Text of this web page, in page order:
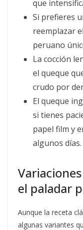
que
Si prefieres
reemplazar
peruano
La cocción
el queque
crudo por
El queque
si tienes
papel film y
algunos días.
el paladar
Aunque la receta
algunas variantes